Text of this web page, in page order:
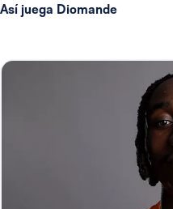
Así juega Diomande